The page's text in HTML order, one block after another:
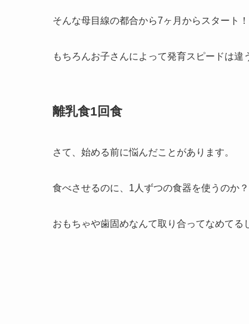
そんな母目線の都合から7ヶ月からスタート！
もちろんお子さんによって発育スピードは違
離乳食1回食
さて、始める前に悩んだことがあります。
食べさせるのに、1人ずつの食器を使うのか？
おもちゃや歯固めなんて取り合ってなめてる